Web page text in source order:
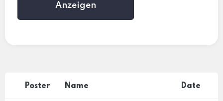
Anzeigen
Poster Name Date